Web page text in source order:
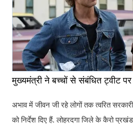
मुख्यमंत्री ने बच्चों से संबंधित ट्वीट पर
अभाव में जीवन जी रहे लोगों तक त्वरित
को निर्देश दिए हैं. लोहरदगा जिले के कैरो